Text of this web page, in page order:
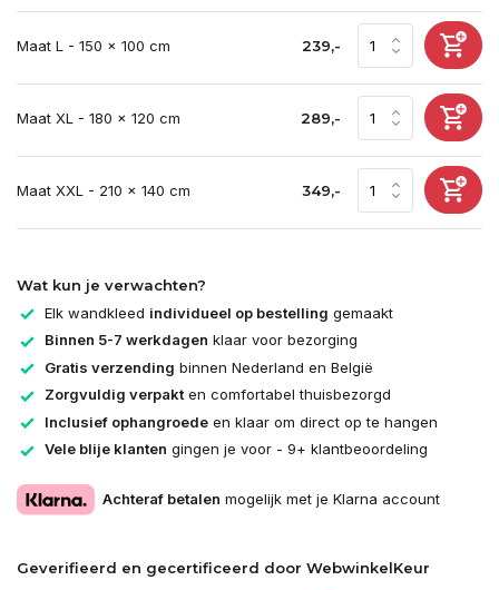
Maat L - 150 x 100 cm 239,-
Maat XL - 180 x 120 cm 289,-
Maat XXL - 210 x 140 cm 349,-
Wat kun je verwachten?
Elk wandkleed individueel op bestelling gemaakt
Binnen 5-7 werkdagen klaar voor bezorging
Gratis verzending binnen Nederland en België
Zorgvuldig verpakten comfortabel thuisbezorgd
Inclusief ophangroede en klaar om direct op te hangen
Vele blije klanten gingen je voor - 9+ klantbeoordeling
Achteraf betalen mogelijk met je Klarna account
Geverifieerd en gecertificeerd door WebwinkelKeur